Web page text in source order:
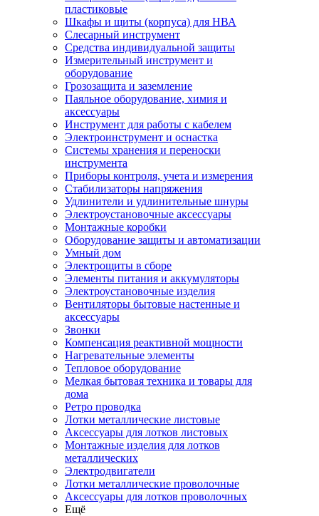
пластиковые
Шкафы и щиты (корпуса) для НВА
Слесарный инструмент
Средства индивидуальной защиты
Измерительный инструмент и
оборудование
Грозозащита и заземление
Паяльное оборудование, химия и
аксессуары
Инструмент для работы с кабелем
Электроинструмент и оснастка
Системы хранения и переноски
инструмента
Приборы контроля, учета и измерения
Стабилизаторы напряжения
Удлинители и удлинительные шнуры
Электроустановочные аксессуары
Монтажные коробки
Оборудование защиты и автоматизации
Умный дом
Электрощиты в сборе
Элементы питания и аккумуляторы
Электроустановочные изделия
Вентиляторы бытовые настенные и
аксессуары
Звонки
Компенсация реактивной мощности
Нагревательные элементы
Тепловое оборудование
Мелкая бытовая техника и товары для
дома
Ретро проводка
Лотки металлические листовые
Аксессуары для лотков листовых
Монтажные изделия для лотков
металлических
Электродвигатели
Лотки металлические проволочные
Аксессуары для лотков проволочных
Ещё